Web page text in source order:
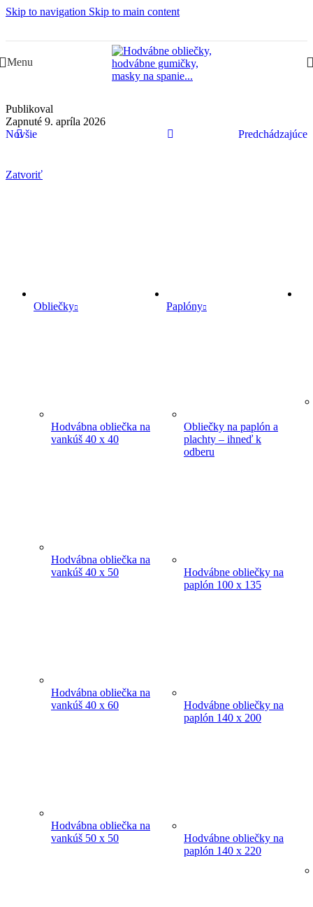
Skip to navigation Skip to main content
Menu
Publikoval
Zapnuté 9. apríla 2026
Novšie
Predchádzajúce
Zatvoriť
Obliečky
Hodvábna obliečka na
vankúš 40 x 40
Hodvábna obliečka na
vankúš 40 x 50
Hodvábna obliečka na
vankúš 40 x 60
Hodvábna obliečka na
vankúš 50 x 50
Paplóny
Obliečky na paplón a
plachty – ihneď k
odberu
Hodvábne obliečky na
paplón 100 x 135
Hodvábne obliečky na
paplón 140 x 200
Hodvábne obliečky na
paplón 140 x 220